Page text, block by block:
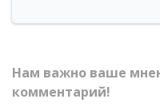
Нам важно ваше
комментарий!